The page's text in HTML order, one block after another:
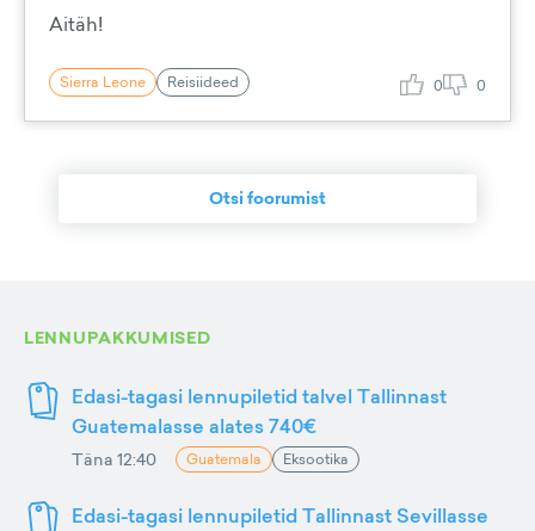
Aitäh!
Sierra Leone Reisiideed 0 0
Otsi foorumist
LENNUPAKKUMISED
Edasi-tagasi lennupiletid talvel Tallinnast
Guatemalasse alates 740€
Täna 12:40 Guatemala Eksootika
Edasi-tagasi lennupiletid Tallinnast Sevillasse